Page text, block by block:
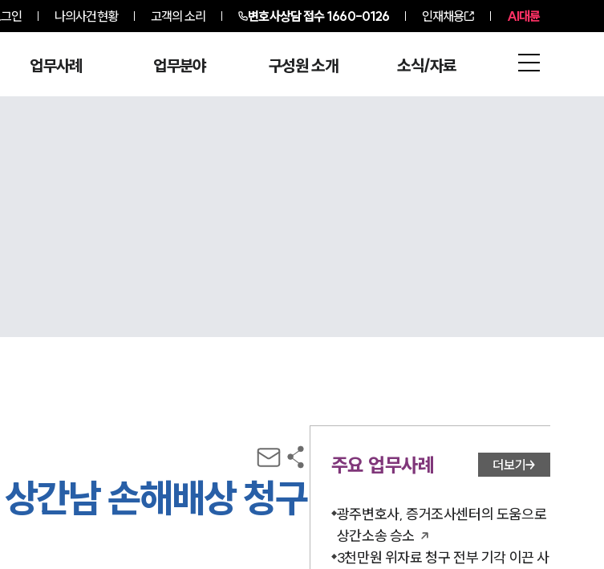
인 나의사건현황 고객의 소리 변호사상담 접수1660-0126 인재채용 AI대륜
업무사례 업무분야 구성원 소개 소식/자료
간남 손해배상 청구
주요 업무사례 더보기
광주변호사, 증거조사센터의 도움으로
상간소송 승소
3천만원 위자료 청구 전부 기각 이끈 사